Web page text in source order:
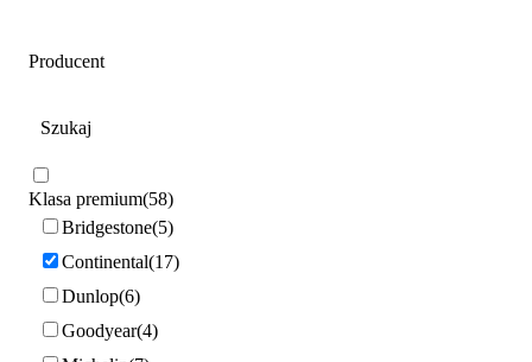
Producent
Klasa premium 58
Bridgestone 5
Continental 17
Dunlop 6
Goodyear 4